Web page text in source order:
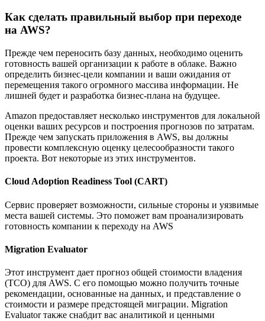
Как сделать правильный выбор при переходе
на AWS?
Прежде чем переносить базу данных, необходимо оценить
готовность вашей организации к работе в облаке. Важно
определить бизнес-цели компании и ваши ожидания от
перемещения такого огромного массива информации. Не
лишней будет и разработка бизнес-плана на будущее.
Amazon предоставляет несколько инструментов для локальной
оценки ваших ресурсов и построения прогнозов по затратам.
Прежде чем запускать приложения в AWS, вы должны
провести комплексную оценку целесообразности такого
проекта. Вот некоторые из этих инструментов.
Cloud Adoption Readiness Tool (CART)
Сервис проверяет возможности, сильные стороны и уязвимые
места вашей системы. Это поможет вам проанализировать
готовность компании к переходу на AWS
Migration Evaluator
Этот инструмент дает прогноз общей стоимости владения
(TCO) для AWS. С его помощью можно получить точные
рекомендации, основанные на данных, и представление о
стоимости и размере предстоящей миграции. Migration
Evaluator также снабдит вас аналитикой и ценными